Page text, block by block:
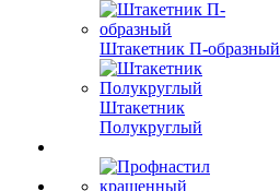
Штакетник П-образный
Штакетник
Полукруглый